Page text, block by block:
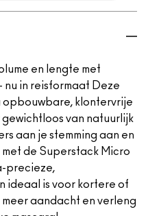
en lengte met
nu in reisformaat Deze
klontervrije
van natuurlijk
aan je stemming aan en
de Superstack Micro
precieze,
ideaal is voor kortere of
aandacht en verleng